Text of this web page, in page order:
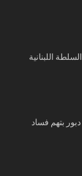
اللبنانية
بتهم فساد